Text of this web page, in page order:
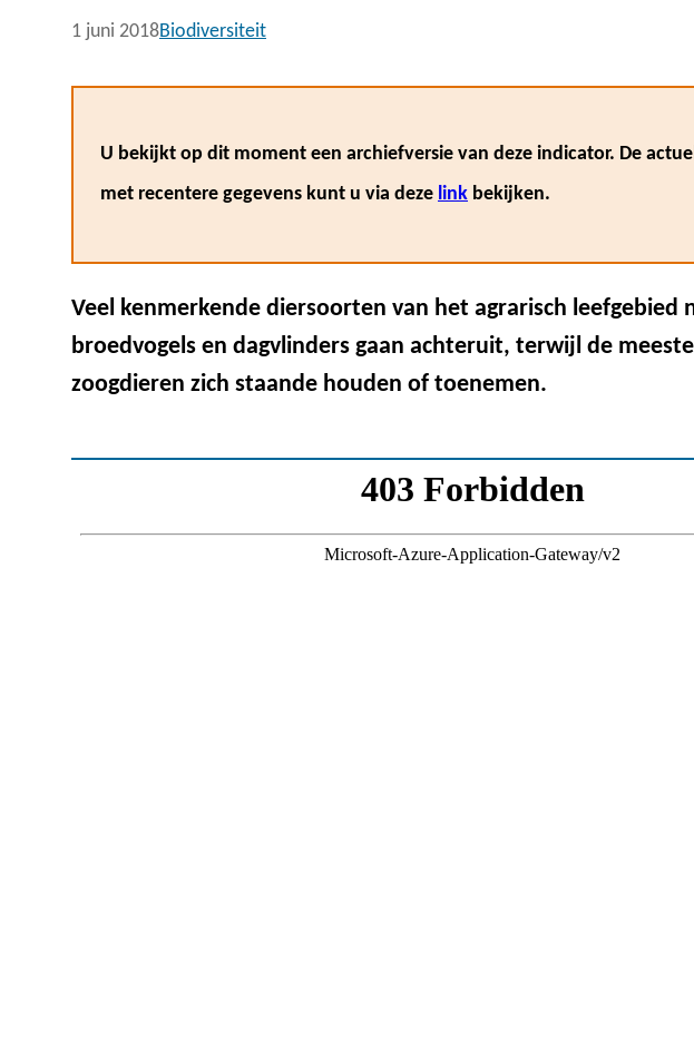
1 juni 2018Biodiversiteit
U bekijkt op dit moment een archiefversie van deze indicator. De
met recentere gegevens kunt u via deze link bekijken.
Veel kenmerkende diersoorten van het agrarisch leefgebied
broedvogels en dagvlinders gaan achteruit, terwijl de
zoogdieren zich staande houden of toenemen.